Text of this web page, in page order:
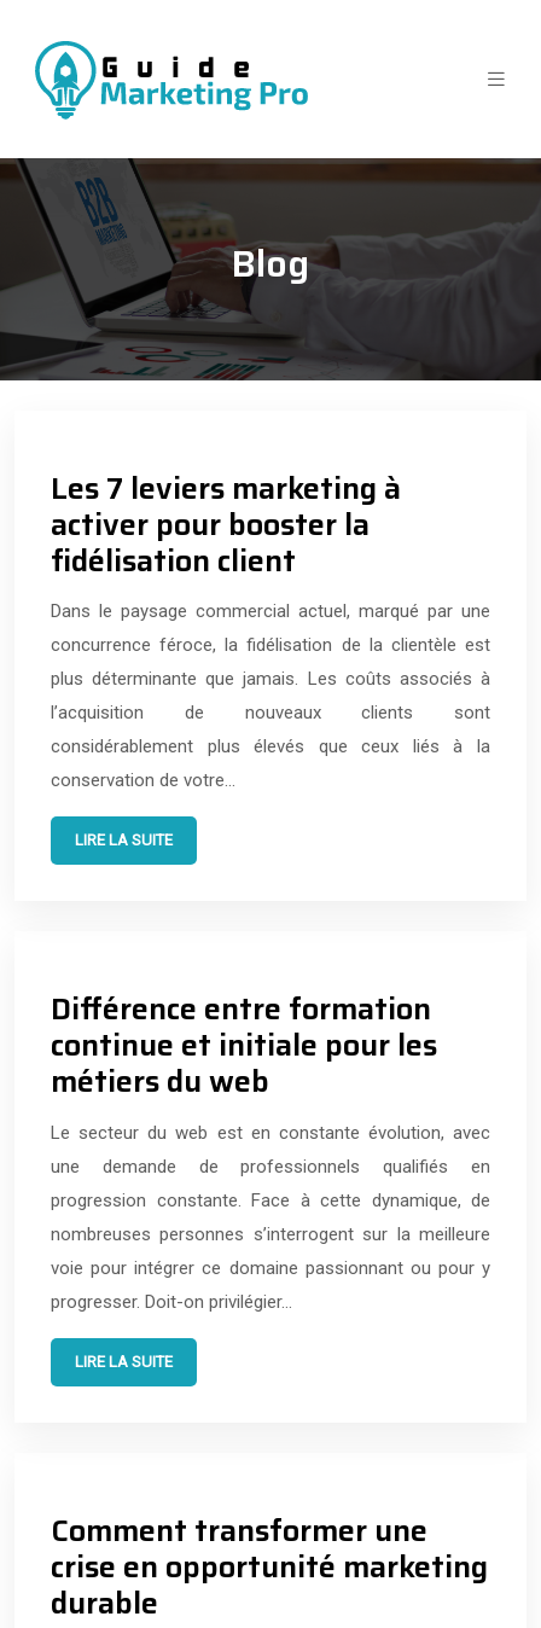
Blog
Les 7 leviers marketing à
activer pour booster la
fidélisation client
Dans le paysage commercial actuel, marqué par une
concurrence féroce, la fidélisation de la clientèle est
plus déterminante que jamais. Les coûts associés à
l’acquisition de nouveaux clients sont
considérablement plus élevés que ceux liés à la
conservation de votre…
LIRE LA SUITE
Différence entre formation
continue et initiale pour les
métiers du web
Le secteur du web est en constante évolution, avec
une demande de professionnels qualifiés en
progression constante. Face à cette dynamique, de
nombreuses personnes s’interrogent sur la meilleure
voie pour intégrer ce domaine passionnant ou pour y
progresser. Doit-on privilégier…
LIRE LA SUITE
Comment transformer une
crise en opportunité marketing
durable